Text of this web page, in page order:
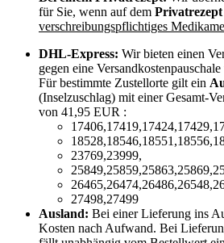
für Sie, wenn auf dem Privatrezept
verschreibungspflichtiges
DHL-Express: Wir bieten einen
gegen eine
Für bestimmte Zustellorte gilt ein
(Inselzuschlag) mit einer Gesamt-
von 41,95 EUR :
23769,23999,
27498,27499
Ausland: Bei einer Lieferung ins
Kosten nach Aufwand. Bei